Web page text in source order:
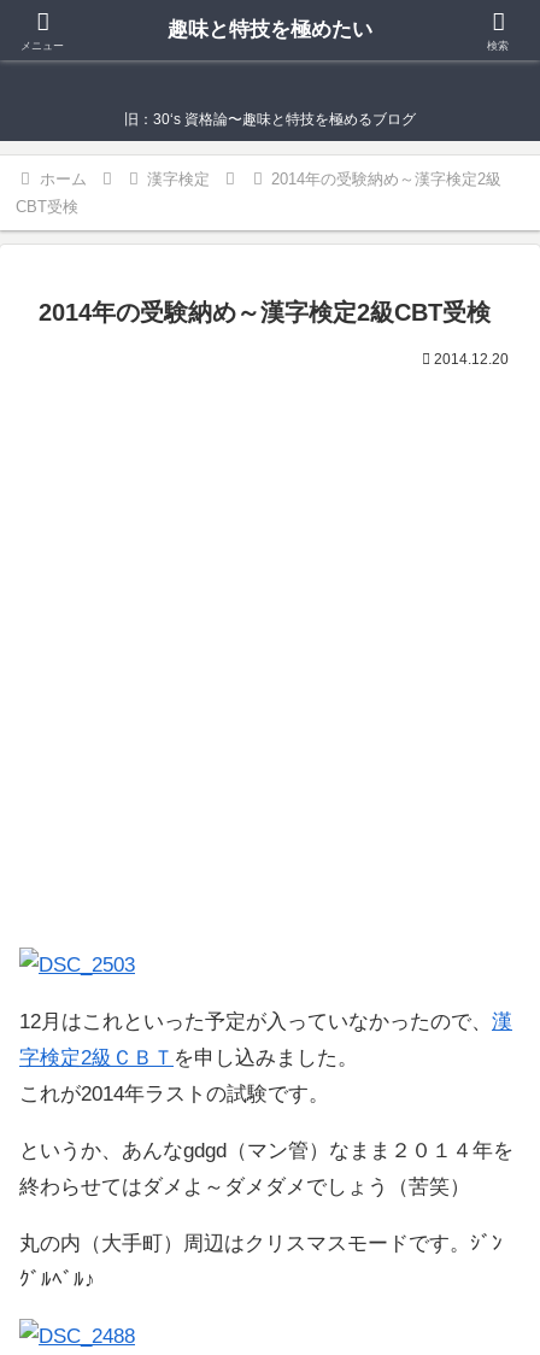
趣味と特技を極めたい
旧：30‘s 資格論〜趣味と特技を極めるブログ
ホーム 漢字検定
2014年の受験納め～漢字検定2級
CBT受検
2014年の受験納め～漢字検定2級CBT受検
2014.12.20
12月はこれといった予定が入っていなかったので、 漢
字検定2級ＣＢＴ を申し込みました。
これが2014年ラストの試験です。
というか、あんなgdgd（マン管）なまま２０１４年を
終わらせてはダメよ～ダメダメでしょう（苦笑）
丸の内（大手町）周辺はクリスマスモードです。ｼﾞﾝ
ｸﾞﾙﾍﾞﾙ♪
メニュー
趣味と特技を極めたい
検索